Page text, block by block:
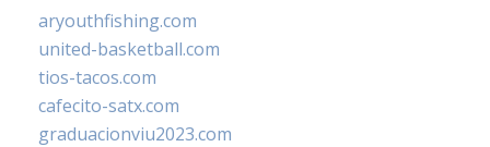
aryouthfishing.com
united-basketball.com
tios-tacos.com
cafecito-satx.com
graduacionviu2023.com